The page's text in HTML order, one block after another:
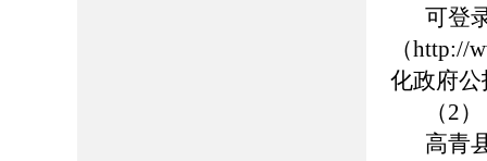
可登
（http://
化政府
（2
高青